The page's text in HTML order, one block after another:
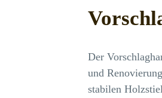
Der
und
stabilen